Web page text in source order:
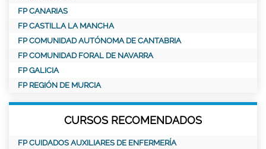
FP CANARIAS
FP CASTILLA LA MANCHA
FP COMUNIDAD AUTÓNOMA DE CANTABRIA
FP COMUNIDAD FORAL DE NAVARRA
FP GALICIA
FP REGIÓN DE MURCIA
CURSOS RECOMENDADOS
FP CUIDADOS AUXILIARES DE ENFERMERÍA